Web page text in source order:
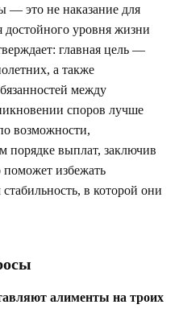
— это не наказание для
достойного уровня жизни
главная цель —
а также
между
споров лучше
возможности,
порядке выплат, заключив
поможет избежать
в которой они
алименты на троих